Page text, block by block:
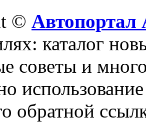
© Автопортал
каталог
советы и
обратной